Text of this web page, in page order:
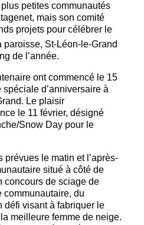
petites communautés
mais son comité
projets pour célébrer le
paroisse, St-Léon-le-Grand
de l’année.
ont commencé le 15
d’anniversaire à
Le plaisir
le 11 février, désigné
Snow Day pour le
prévues le matin et l’après-
situé à côté de
concours de sciage de
communautaire, du
défi visant à fabriquer le
meilleure femme de neige.